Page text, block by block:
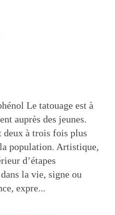
Le tatouage est à
auprès des jeunes.
deux à trois fois plus
population. Artistique,
d’étapes
la vie, signe ou
expre...